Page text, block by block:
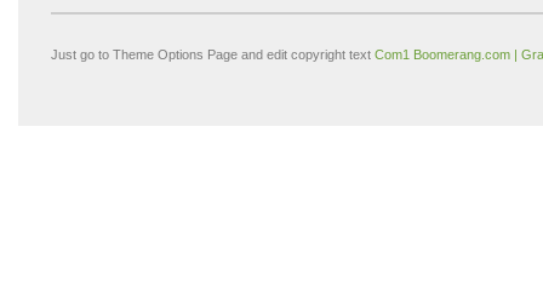
Just go to Theme Options Page and edit copyright text Com1 Boomerang.com |